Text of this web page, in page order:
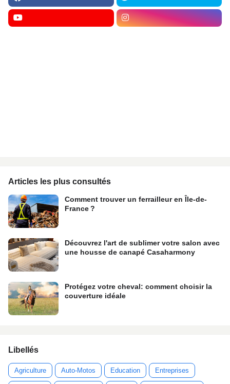
Articles les plus consultés
Comment trouver un ferrailleur en Île-de-
France ?
Découvrez l'art de sublimer votre salon avec
une housse de canapé Casaharmony
Protégez votre cheval: comment choisir la
couverture idéale
Libellés
Agriculture Auto-Motos Education Entreprises